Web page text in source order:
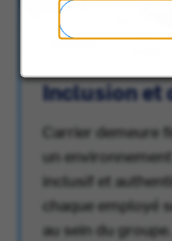
Inclusion et
Carrier demeure
un
inclusif et
chaque employé
au sein du groupe.